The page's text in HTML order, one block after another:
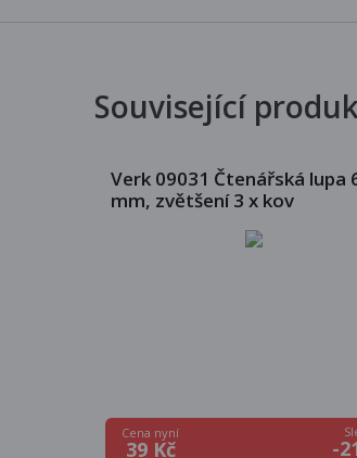
Související
Verk 09031 Čtenářská lupa
mm, zvětšení 3 x kov
Cena nyní
39 Kč -